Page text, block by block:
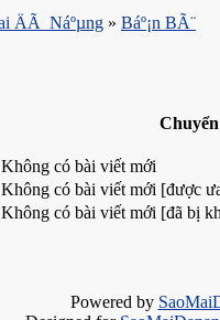
ÄÃ Náºµng » Báº¡n BÃ¨
Không có bài viết mới
Không có bài viết mới [được
Không có bài viết mới [đã bị
Powered by